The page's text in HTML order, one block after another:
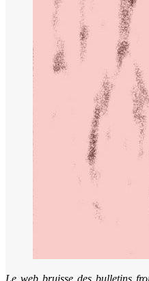
Le web bruisse des bulletins